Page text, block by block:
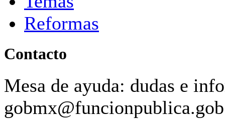
Reformas
Contacto
Mesa de ayuda: dudas e